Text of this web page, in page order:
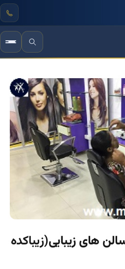
های زیبایی(زیباکده